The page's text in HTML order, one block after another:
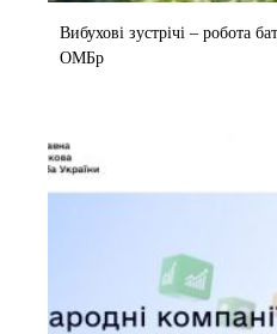
Вибухові зустрічі – робота
ОМБр